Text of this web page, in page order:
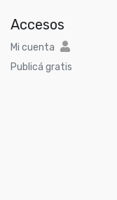
Accesos
Mi cuenta
Publicá gratis